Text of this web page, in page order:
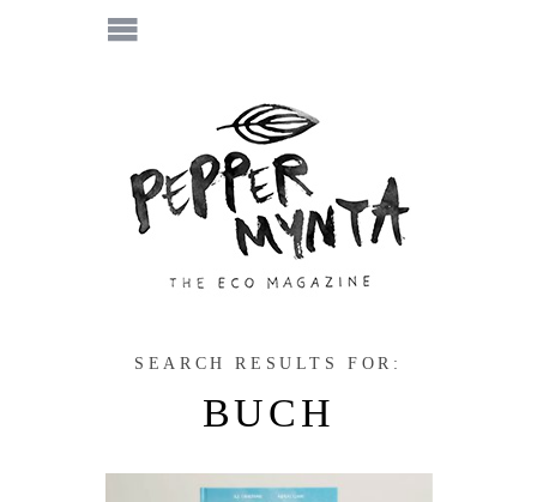
SEARCH RESULTS FOR:
BUCH